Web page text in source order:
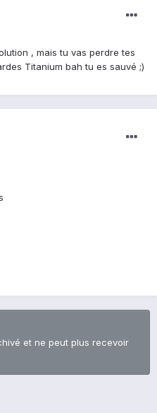
, mais tu vas perdre tes
Titanium bah tu es sauvé ;)
et ne peut plus recevoir